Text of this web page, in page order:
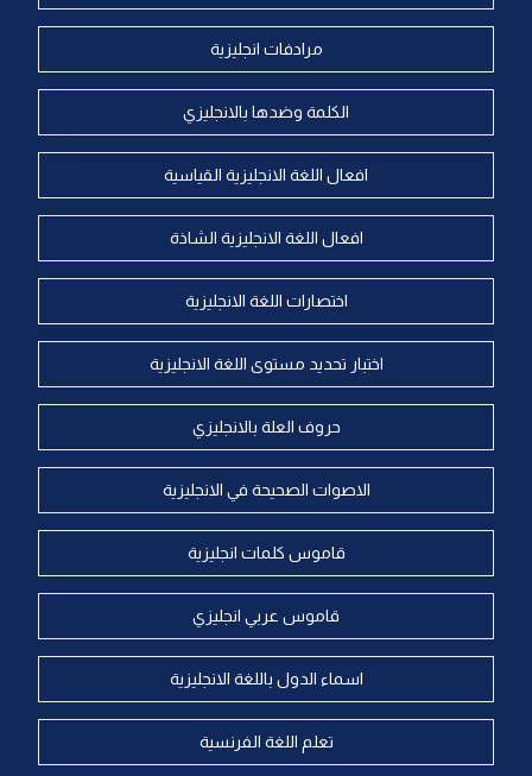
مرادفات انجليزية
الكلمة وضدها بالانجليزي
افعال اللغة الانجليزية القياسية
افعال اللغة الانجليزية الشاذة
اختصارات اللغة الانجليزية
اختبار تحديد مستوى اللغة الانجليزية
حروف العلة بالانجليزي
الاصوات الصحيحة في الانجليزية
قاموس كلمات انجليزية
قاموس عربي انجليزي
اسماء الدول باللغة الانجليزية
تعلم اللغة الفرنسية